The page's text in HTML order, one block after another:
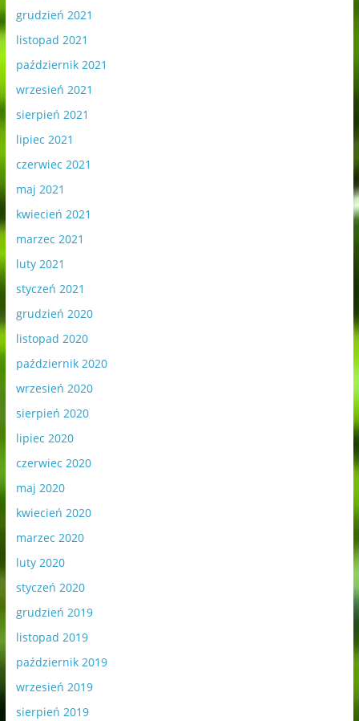
grudzień 2021
listopad 2021
październik 2021
wrzesień 2021
sierpień 2021
lipiec 2021
czerwiec 2021
maj 2021
kwiecień 2021
marzec 2021
luty 2021
styczeń 2021
grudzień 2020
listopad 2020
październik 2020
wrzesień 2020
sierpień 2020
lipiec 2020
czerwiec 2020
maj 2020
kwiecień 2020
marzec 2020
luty 2020
styczeń 2020
grudzień 2019
listopad 2019
październik 2019
wrzesień 2019
sierpień 2019